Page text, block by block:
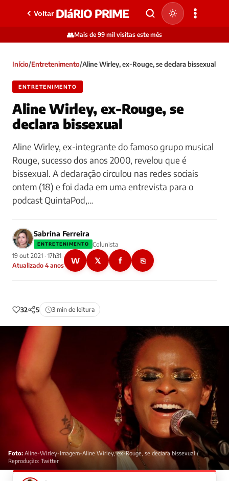
Voltar DIáRIO PRIME
👥Mais de 99 mil visitas este mês
Início/Entretenimento/Aline Wirley, ex-Rouge, se declara bissexual
ENTRETENIMENTO
Aline Wirley, ex-Rouge, se
declara bissexual
Aline Wirley, ex-integrante do famoso grupo musical
Rouge, sucesso dos anos 2000, revelou que é
bissexual. A declaração circulou nas redes sociais
ontem (18) e foi dada em uma entrevista para o
podcast QuintaPod,…
Sabrina Ferreira
ENTRETENIMENTO
Colunista
19 out 2021 · 17h31
Atualizado 4 anos
W 𝕏 f ⎘
32 5 3 min de leitura
Foto: Aline-Wirley-Imagem-Aline Wirley, ex-Rouge, se declara bissexual /
Reprodução: Twitter